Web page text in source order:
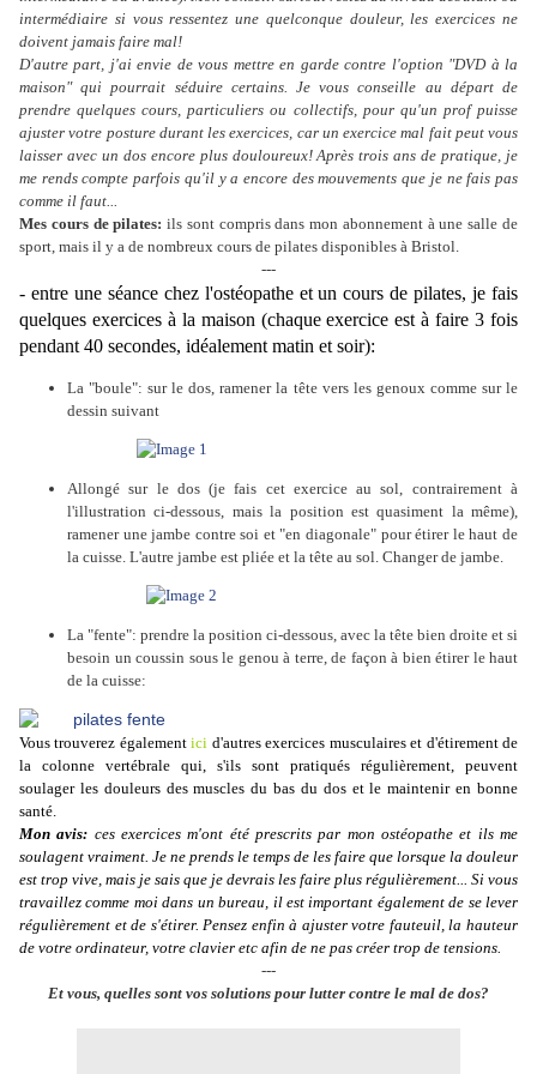
intermédiaire si vous ressentez une quelconque douleur, les exercices ne
doivent jamais faire mal!
D'autre part, j'ai envie de vous mettre en garde contre l'option "DVD à la
maison" qui pourrait séduire certains. Je vous conseille au départ de
prendre quelques cours, particuliers ou collectifs, pour qu'un prof puisse
ajuster votre posture durant les exercices, car un exercice mal fait peut vous
laisser avec un dos encore plus douloureux! Après trois ans de pratique, je
me rends compte parfois qu'il y a encore des mouvements que je ne fais pas
comme il faut...
Mes cours de pilates: ils sont compris dans mon abonnement à une salle de
sport, mais il y a de nombreux cours de pilates disponibles à Bristol.
---
- entre une séance chez l'ostéopathe et un cours de pilates, je fais
quelques exercices à la maison (chaque exercice est à faire 3 fois
pendant 40 secondes, idéalement matin et soir):
La "boule": sur le dos, ramener la tête vers les genoux comme sur le
dessin suivant
Allongé sur le dos (je fais cet exercice au sol, contrairement à
l'illustration ci-dessous, mais la position est quasiment la même),
ramener une jambe contre soi et "en diagonale" pour étirer le haut de
la cuisse. L'autre jambe est pliée et la tête au sol. Changer de jambe.
La "fente": prendre la position ci-dessous, avec la tête bien droite et si
besoin un coussin sous le genou à terre, de façon à bien étirer le haut
de la cuisse:
Vous trouverez égalementici d'autres exercices musculaires et d'étirement de
la colonne vertébrale qui, s'ils sont pratiqués régulièrement, peuvent
soulager les douleurs des muscles du bas du dos et le maintenir en bonne
santé.
Mon avis: ces exercices m'ont été prescrits par mon ostéopathe et ils me
soulagent vraiment. Je ne prends le temps de les faire que lorsque la douleur
est trop vive, mais je sais que je devrais les faire plus régulièrement... Si vous
travaillez comme moi dans un bureau, il est important également de se lever
régulièrement et de s'étirer. Pensez enfin à ajuster votre fauteuil, la hauteur
de votre ordinateur, votre clavier etc afin de ne pas créer trop de tensions.
---
Et vous, quelles sont vos solutions pour lutter contre le mal de dos?